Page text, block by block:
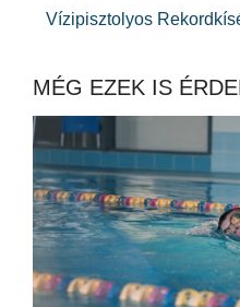
Vízipisztolyos
MÉG EZEK IS